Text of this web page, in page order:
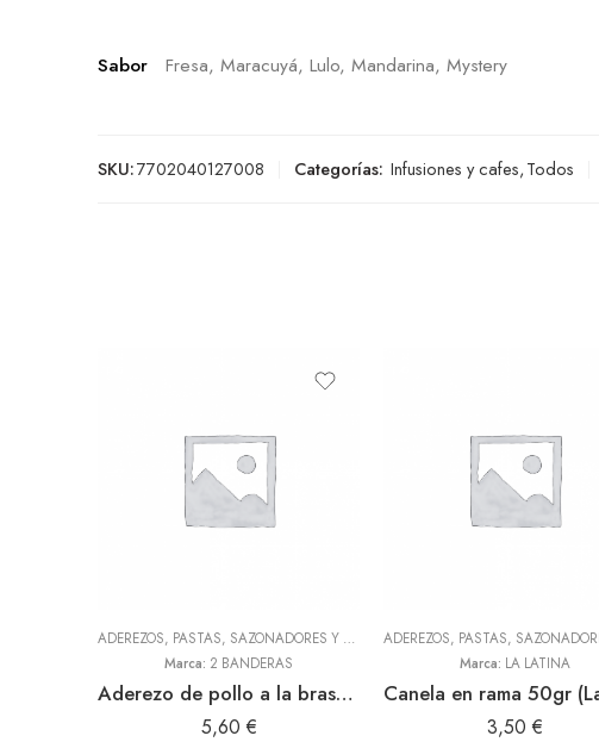
Sabor Fresa, Maracuyá, Lulo, Mandarina, Mystery
SKU:7702040127008 Categorías: Infusiones y cafes,Todos
ADEREZOS, PASTAS, SAZONADORES Y CONDIMENTOS ,TODOS
Marca: 2 BANDERAS
Aderezo de pollo a la brasa 300gr (2 Banderas)
5,60 €
Marca: LA LATINA
3,50 €